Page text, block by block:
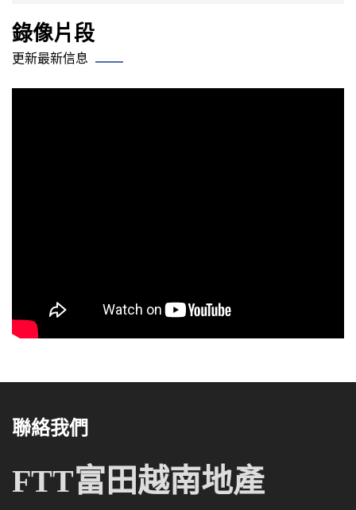
錄像片段
更新最新信息
聯絡我們
FTT富田越南地產